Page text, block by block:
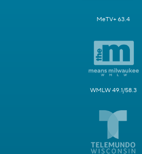
MeTV+ 63.4
WMLW 49.1/58.3